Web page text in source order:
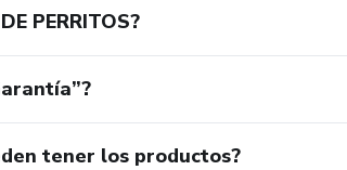
PERRITOS?
tener los productos?